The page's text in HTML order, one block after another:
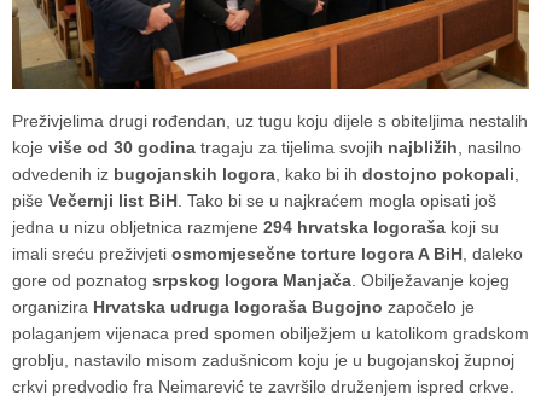
Preživjelima drugi rođendan, uz tugu koju dijele s obiteljima nestalih
koje više od 30 godina tragaju za tijelima svojih najbližih, nasilno
odvedenih iz bugojanskih logora, kako bi ih dostojno pokopali,
piše Večernji list BiH. Tako bi se u najkraćem mogla opisati još
jedna u nizu obljetnica razmjene 294 hrvatska logoraša koji su
imali sreću preživjeti osmomjesečne torture logora A BiH, daleko
gore od poznatog srpskog logora Manjača. Obilježavanje kojeg
organizira Hrvatska udruga logoraša Bugojno započelo je
polaganjem vijenaca pred spomen obilježjem u katolikom gradskom
groblju, nastavilo misom zadušnicom koju je u bugojanskoj župnoj
crkvi predvodio fra Neimarević te završilo druženjem ispred crkve.